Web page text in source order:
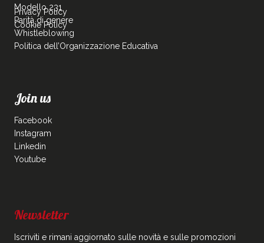
Modello 231
Parità di genere
Whistleblowing
Politica dell’Organizzazione Educativa
Privacy Policy
Cookie Policy
Join us
Facebook
Instagram
Linkedin
Youtube
Newsletter
Iscriviti e rimani aggiornato sulle novità e sulle promozioni